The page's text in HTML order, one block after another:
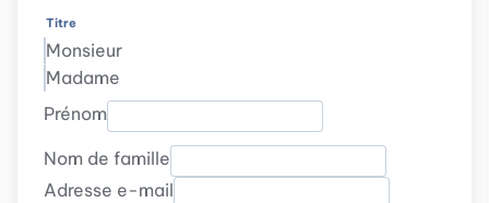
Titre
Monsieur
Madame
Prénom
Nom de famille
Adresse e-mail